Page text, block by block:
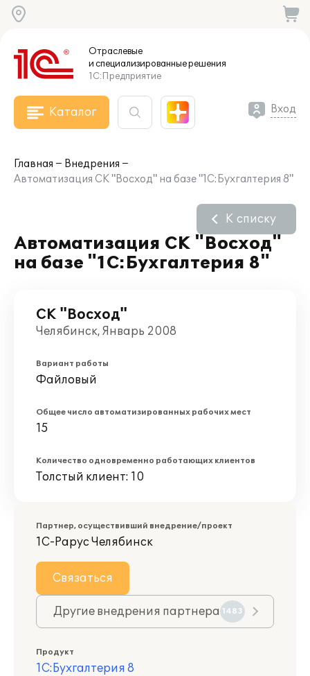
Отраслевые
и специализированныерешения
1С:Предприятие
Каталог Вход
Главная
Внедрения
Автоматизация СК "Восход" на базе "1С:Бухгалтерия 8"
Автоматизация СК "Восход"
на базе "1С:Бухгалтерия 8"
К списку
СК "Восход"
Челябинск, Январь 2008
Вариант работы
Файловый
Общее число автоматизированных рабочих мест
15
Количество одновременно работающих клиентов
Толстый клиент: 10
Партнер, осуществивший внедрение/проект
1С-Рарус Челябинск
Связаться
Другие внедрения партнера 1483
Продукт
1С:Бухгалтерия 8